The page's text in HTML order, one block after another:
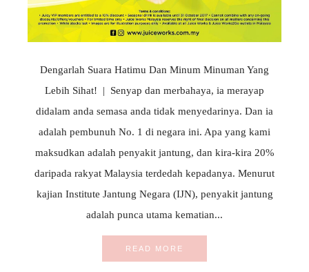
Dengarlah Suara Hatimu Dan Minum Minuman Yang
Lebih Sihat! | Senyap dan merbahaya, ia merayap
didalam anda semasa anda tidak menyedarinya. Dan ia
adalah pembunuh No. 1 di negara ini. Apa yang kami
maksudkan adalah penyakit jantung, dan kira-kira 20%
daripada rakyat Malaysia terdedah kepadanya. Menurut
kajian Institute Jantung Negara (IJN), penyakit jantung
adalah punca utama kematian...
READ MORE